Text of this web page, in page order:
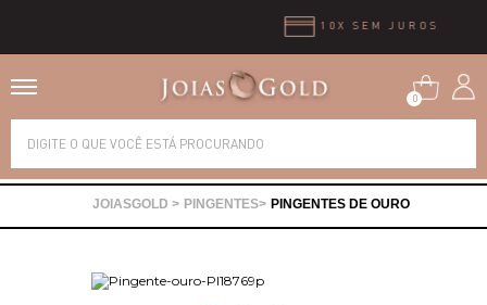
10X SEM JUROS
0
PINGENTES PINGENTES DE OURO
Alianças
Brincos